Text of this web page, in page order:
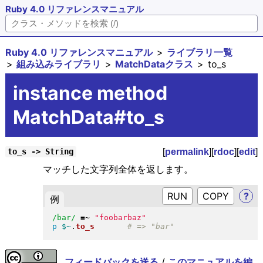
Ruby 4.0 リファレンスマニュアル
Ruby 4.0 リファレンスマニュアル
ライブラリ一覧
組み込みライブラリ
MatchDataクラス to_s
instance method
MatchData#to_s
to_s -> String [permalink][rdoc][edit]
マッチした文字列全体を返します。
例 RUN ?
/bar/ =~ " foobarbaz "
p
$~. to_s